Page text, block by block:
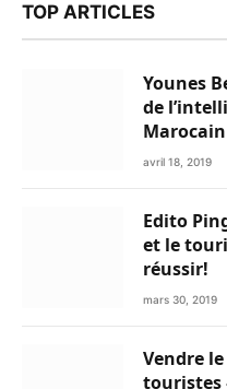
TOP ARTICLES
Younes
de
Marocain
avril 18, 2019
Edito
et le
réussir!
mars 30, 2019
Vendre
touristes